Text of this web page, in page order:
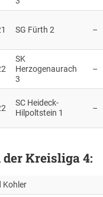
SG Fürth 2 –
SK
Herzogenaurach
3
–
SC Heideck-
Hilpoltstein 1
–
der Kreisliga 4:
Kohler